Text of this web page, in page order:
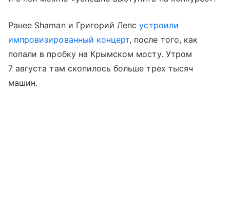
Ранее Shaman и Григорий Лепсустроили
импровизированный концерт, после того, как
попали в пробку на Крымском мосту. Утром
7 августа там скопилось больше трех тысяч
машин.